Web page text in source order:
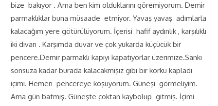
bize bakıyor . Ama ben kim olduklarını göremiyorum. Demir
parmaklıklar buna müsaade etmiyor. Yavaş yavaş adımlarla
kalacağım yere götürülüyorum. İçerisi hafif aydınlık , karşılıklı
iki divan . Karşımda duvar ve çok yukarda küçücük bir
pencere.Demir parmaklı kapıyı kapatıyorlar üzerimize.Sanki
sonsuza kadar burada kalacakmışız gibi bir korku kapladı
içimi. Hemen pencereye koşuyorum. Güneşi görmeliyim.
Ama gün batmış. Güneşte çoktan kaybolup gitmiş. İçimi